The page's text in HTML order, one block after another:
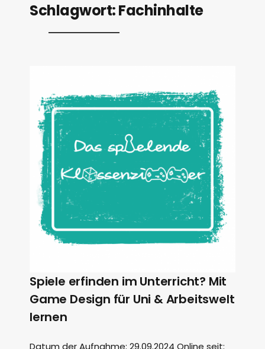
Schlagwort:Fachinhalte
Spiele erfinden im Unterricht? Mit
Game Design für Uni & Arbeitswelt
lernen
Datum der Aufnahme: 29.09.2024 Online seit: